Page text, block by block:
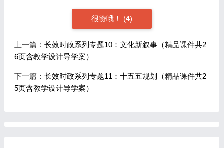
很赞哦！ (4)
上一篇： 长效时政系列专题10：文化新叙事（精品课件共2
6页含教学设计导学案）
下一篇： 长效时政系列专题11：十五五规划（精品课件共2
5页含教学设计导学案）